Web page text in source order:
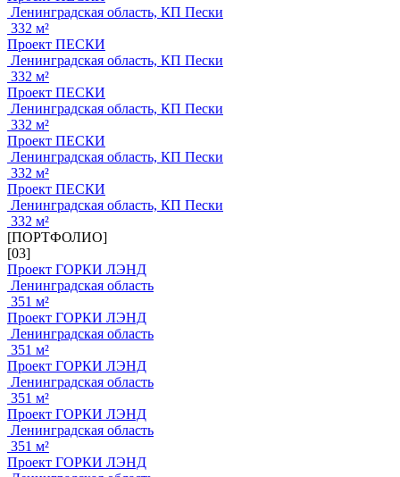
Ленинградская область, КП Пески
332 м²
Проект ПЕСКИ
Ленинградская область, КП Пески
332 м²
Проект ПЕСКИ
Ленинградская область, КП Пески
332 м²
Проект ПЕСКИ
Ленинградская область, КП Пески
332 м²
Проект ПЕСКИ
Ленинградская область, КП Пески
332 м²
[ПОРТФОЛИО]
[03]
Проект ГОРКИ ЛЭНД
Ленинградская область
351 м²
Проект ГОРКИ ЛЭНД
Ленинградская область
351 м²
Проект ГОРКИ ЛЭНД
Ленинградская область
351 м²
Проект ГОРКИ ЛЭНД
Ленинградская область
351 м²
Проект ГОРКИ ЛЭНД